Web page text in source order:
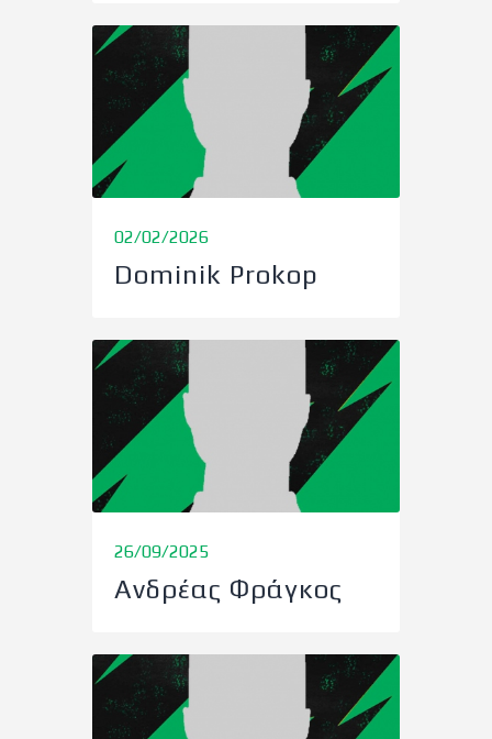
02/02/2026
Dominik Prokop
26/09/2025
Ανδρέας Φράγκος